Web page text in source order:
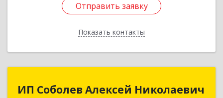
Отправить заявку
Показать контакты
Отправить заявку
Назад
ИП Соболев Алексей Николаевич
ИП Соболев Алексей Николаевич